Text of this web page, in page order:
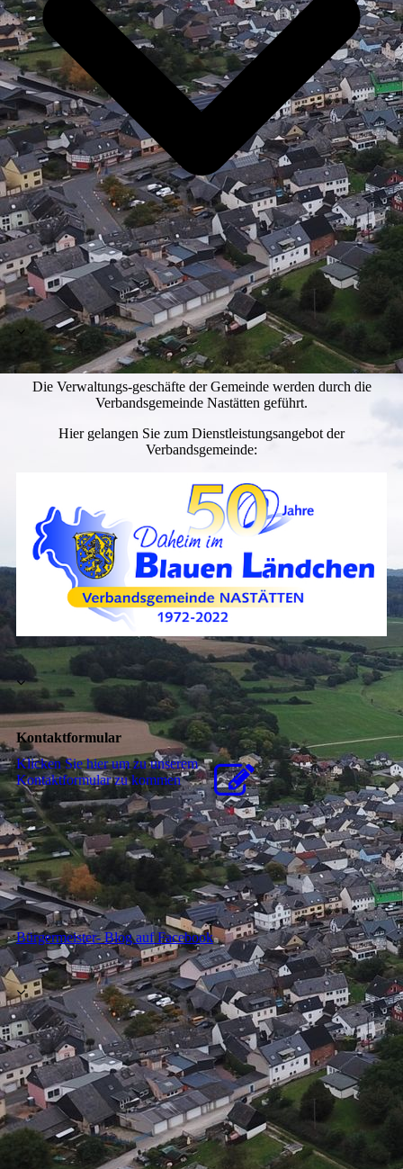
Die Verwaltungs-geschäfte der Gemeinde werden durch die
Verbandsgemeinde Nastätten geführt.
Hier gelangen Sie zum Dienstleistungsangebot der
Verbandsgemeinde:
Kontaktformular
Klicken Sie hier um zu unserem
Kon­takt­for­mu­lar zu kommen
Bürgermeister- Blog auf Facebook